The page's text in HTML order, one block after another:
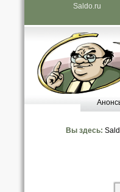
Saldo.ru
Вы здесь: